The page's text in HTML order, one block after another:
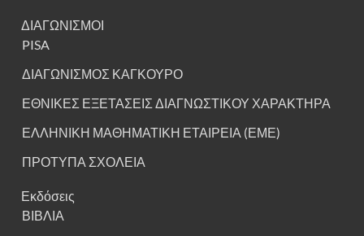
ΔΙΑΓΩΝΙΣΜΟΙ
PISA
ΔΙΑΓΩΝΙΣΜΟΣ ΚΑΓΚΟΥΡΟ
ΕΘΝΙΚΕΣ ΕΞΕΤΑΣΕΙΣ ΔΙΑΓΝΩΣΤΙΚΟΥ ΧΑΡΑΚΤΗΡΑ
ΕΛΛΗΝΙΚΗ ΜΑΘΗΜΑΤΙΚΗ ΕΤΑΙΡΕΙΑ (ΕΜΕ)
ΠΡΟΤΥΠΑ ΣΧΟΛΕΙΑ
Εκδόσεις
ΒΙΒΛΙΑ